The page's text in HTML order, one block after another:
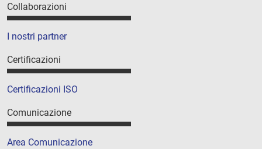
Collaborazioni
I nostri partner
Certificazioni
Certificazioni ISO
Comunicazione
Area Comunicazione